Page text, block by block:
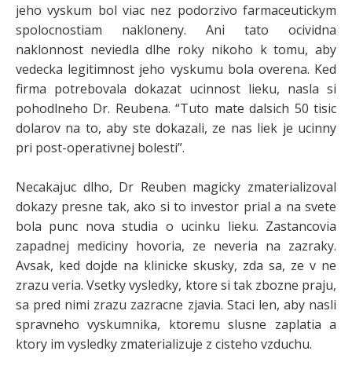
jeho vyskum bol viac nez podorzivo farmaceutickym
spolocnostiam nakloneny. Ani tato ocividna
naklonnost neviedla dlhe roky nikoho k tomu, aby
vedecka legitimnost jeho vyskumu bola overena. Ked
firma potrebovala dokazat ucinnost lieku, nasla si
pohodlneho Dr. Reubena. “Tuto mate dalsich 50 tisic
dolarov na to, aby ste dokazali, ze nas liek je ucinny
pri post-operativnej bolesti”.
Necakajuc dlho, Dr Reuben magicky zmaterializoval
dokazy presne tak, ako si to investor prial a na svete
bola punc nova studia o ucinku lieku. Zastancovia
zapadnej mediciny hovoria, ze neveria na zazraky.
Avsak, ked dojde na klinicke skusky, zda sa, ze v ne
zrazu veria. Vsetky vysledky, ktore si tak zbozne praju,
sa pred nimi zrazu zazracne zjavia. Staci len, aby nasli
spravneho vyskumnika, ktoremu slusne zaplatia a
ktory im vysledky zmaterializuje z cisteho vzduchu.